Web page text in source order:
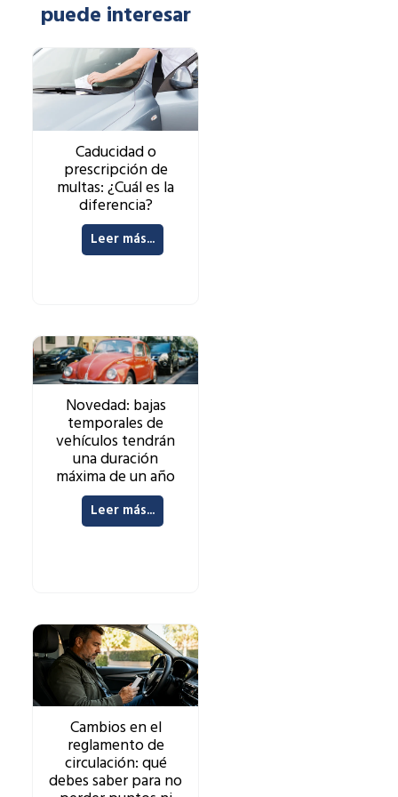
puede interesar
Caducidad o
prescripción de
multas: ¿Cuál es la
diferencia?
Leer más...
Novedad: bajas
temporales de
vehículos tendrán
una duración
máxima de un año
Leer más...
Cambios en el
reglamento de
circulación: qué
debes saber para no